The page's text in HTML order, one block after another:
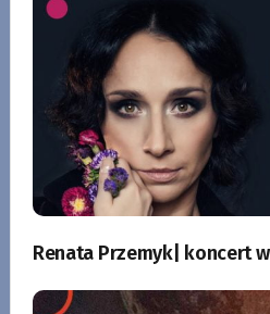
Renata Przemyk| koncert